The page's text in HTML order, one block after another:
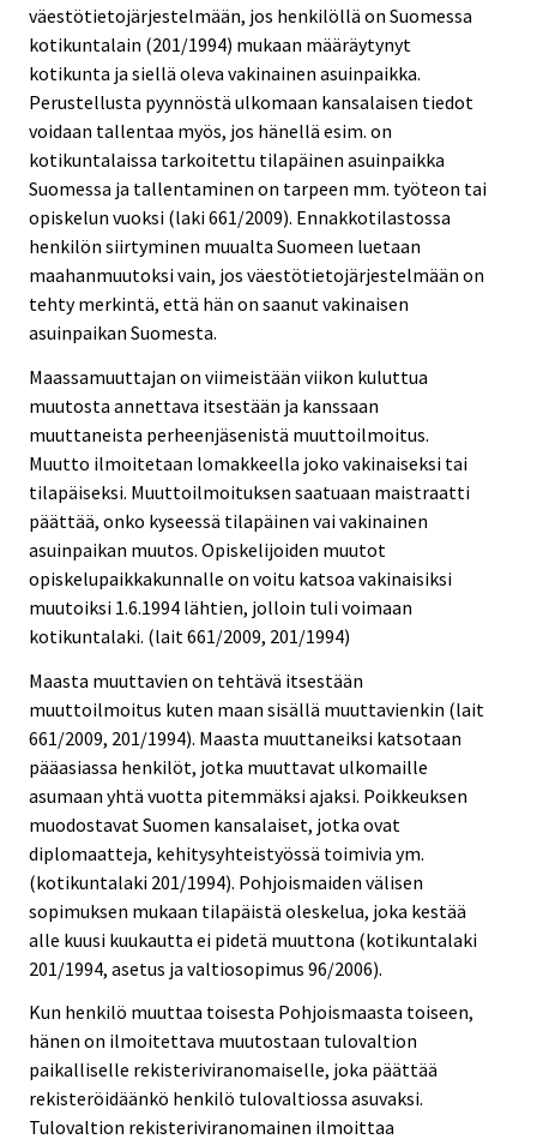
väestötietojärjestelmään, jos henkilöllä on Suomessa
kotikuntalain (201/1994) mukaan määräytynyt
kotikunta ja siellä oleva vakinainen asuinpaikka.
Perustellusta pyynnöstä ulkomaan kansalaisen tiedot
voidaan tallentaa myös, jos hänellä esim. on
kotikuntalaissa tarkoitettu tilapäinen asuinpaikka
Suomessa ja tallentaminen on tarpeen mm. työteon tai
opiskelun vuoksi (laki 661/2009). Ennakkotilastossa
henkilön siirtyminen muualta Suomeen luetaan
maahanmuutoksi vain, jos väestötietojärjestelmään on
tehty merkintä, että hän on saanut vakinaisen
asuinpaikan Suomesta.
Maassamuuttajan on viimeistään viikon kuluttua
muutosta annettava itsestään ja kanssaan
muuttaneista perheenjäsenistä muuttoilmoitus.
Muutto ilmoitetaan lomakkeella joko vakinaiseksi tai
tilapäiseksi. Muuttoilmoituksen saatuaan maistraatti
päättää, onko kyseessä tilapäinen vai vakinainen
asuinpaikan muutos. Opiskelijoiden muutot
opiskelupaikkakunnalle on voitu katsoa vakinaisiksi
muutoiksi 1.6.1994 lähtien, jolloin tuli voimaan
kotikuntalaki. (lait 661/2009, 201/1994)
Maasta muuttavien on tehtävä itsestään
muuttoilmoitus kuten maan sisällä muuttavienkin (lait
661/2009, 201/1994). Maasta muuttaneiksi katsotaan
pääasiassa henkilöt, jotka muuttavat ulkomaille
asumaan yhtä vuotta pitemmäksi ajaksi. Poikkeuksen
muodostavat Suomen kansalaiset, jotka ovat
diplomaatteja, kehitysyhteistyössä toimivia ym.
(kotikuntalaki 201/1994). Pohjoismaiden välisen
sopimuksen mukaan tilapäistä oleskelua, joka kestää
alle kuusi kuukautta ei pidetä muuttona (kotikuntalaki
201/1994, asetus ja valtiosopimus 96/2006).
Kun henkilö muuttaa toisesta Pohjoismaasta toiseen,
hänen on ilmoitettava muutostaan tulovaltion
paikalliselle rekisteriviranomaiselle, joka päättää
rekisteröidäänkö henkilö tulovaltiossa asuvaksi.
Tulovaltion rekisteriviranomainen ilmoittaa